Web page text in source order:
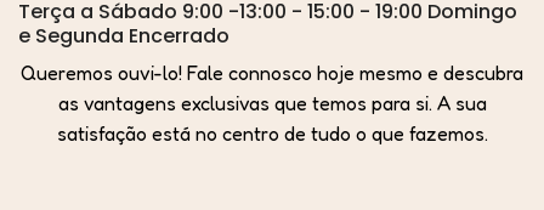
Terça a Sábado 9:00 -13:00 - 15:00 - 19:00 Domingo
e Segunda Encerrado
Queremos ouvi-lo! Fale connosco hoje mesmo e descubra
as vantagens exclusivas que temos para si. A sua
satisfação está no centro de tudo o que fazemos.